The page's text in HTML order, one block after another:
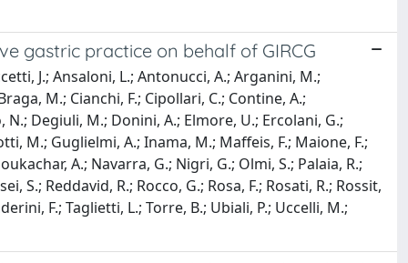
gastric practice on behalf of GIRCG
J.; Ansaloni, L.; Antonucci, A.; Arganini, M.;
M.; Cianchi, F.; Cipollari, C.; Contine, A.;
Degiuli, M.; Donini, A.; Elmore, U.; Ercolani, G.;
M.; Guglielmi, A.; Inama, M.; Maffeis, F.; Maione, F.;
A.; Navarra, G.; Nigri, G.; Olmi, S.; Palaia, R.;
S.; Reddavid, R.; Rocco, G.; Rosa, F.; Rosati, R.; Rossit,
F.; Taglietti, L.; Torre, B.; Ubiali, P.; Uccelli, M.;